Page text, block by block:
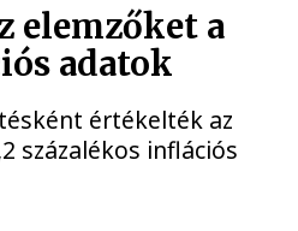
elemzőket a
adatok
értékelték az
százalékos inflációs